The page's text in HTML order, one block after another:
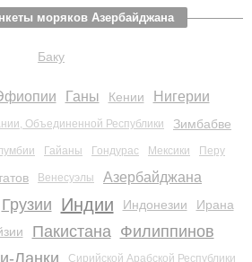
моряков Азербайджана
Баку
Ганы Кении Нигерии
Объединенной Республики Зимбабве
Гайаны Гондурас Мексики Перу
Венесуэлы Азербайджана
Грузии Индии Индонезии
Ирана
Пакистана Филиппинов
Ланки Сирийской Арабской Республики